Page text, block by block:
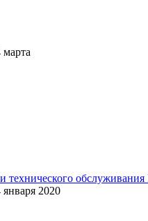
марта
января 2020